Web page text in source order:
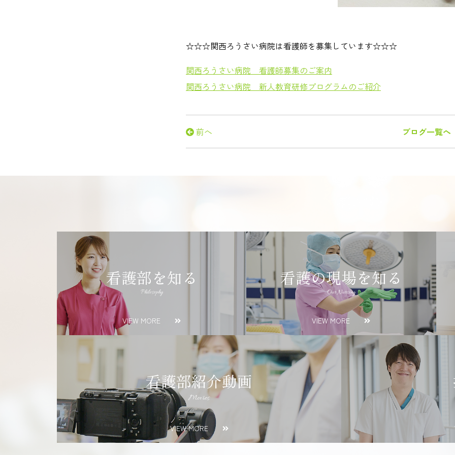
☆☆☆関西ろうさい病院は看護師を募集しています☆☆☆
関西ろうさい病院 看護師募集のご案内
関西ろうさい病院 新人教育研修プログラムのご紹介
前へ ブログ一覧へ
看護部を知る
Philosophy
VIEW MORE
看護の現場を知る
Our Nursing
VIEW MORE
看護部紹介動画
Movies
VIEW MORE